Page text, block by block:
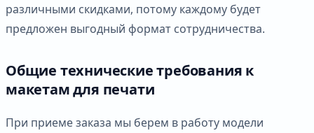
различными скидками, потому каждому будет
предложен выгодный формат сотрудничества.
Общие технические требования к
макетам для печати
При приеме заказа мы берем в работу модели